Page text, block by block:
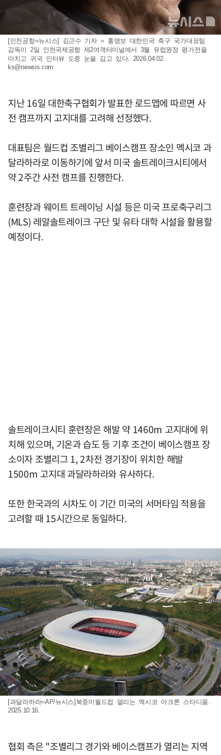
[인천공항=뉴시스] 김근수 기자 = 홍명보 대한민국 축구 국가대표팀
감독이 2일 인천국제공항 제2여객터미널에서 3월 유럽원정 평가전을
마치고 귀국 인터뷰 도중 눈을 감고 있다. 2026.04.02.
ks@newsis.com
지난 16일 대한축구협회가 발표한 로드맵에 따르면 사
전 캠프까지 고지대를 고려해 선정했다.
대표팀은 월드컵 조별리그 베이스캠프 장소인 멕시코 과
달라하라로 이동하기에 앞서 미국 솔트레이크시티에서
약 2주간 사전 캠프를 진행한다.
훈련장과 웨이트 트레이닝 시설 등은 미국 프로축구리그
(MLS) 레알솔트레이크 구단 및 유타 대학 시설을 활용할
예정이다.
솔트레이크시티 훈련장은 해발 약 1460m 고지대에 위
치해 있으며, 기온과 습도 등 기후 조건이 베이스캠프 장
소이자 조별리그 1, 2차전 경기장이 위치한 해발
1500m 고지대 과달라하라와 유사하다.
또한 한국과의 시차도 이 기간 미국의 서머타임 적용을
고려할 때 15시간으로 동일하다.
[과달라하라=AP/뉴시스]북중미월드컵 열리는 멕시코 아크론 스타디움.
2025.10.16.
협회 측은 "조별리그 경기와 베이스캠프가 열리는 지역